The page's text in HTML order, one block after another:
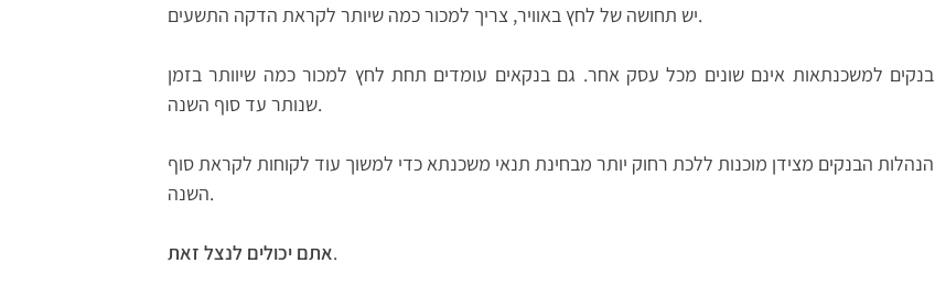
יש תחושה של לחץ באוויר, צריך למכור כמה שיותר לקראת הדקה התשעים.
בנקים למשכנתאות אינם שונים מכל עסק אחר. גם בנקאים עומדים תחת לחץ למכור כמה שיוותר בזמן
שנותר עד סוף השנה.
הנהלות הבנקים מצידן מוכנות ללכת רחוק יותר מבחינת תנאי משכנתא כדי למשוך עוד לקוחות לקראת סוף
השנה.
אתם יכולים לנצל זאת.